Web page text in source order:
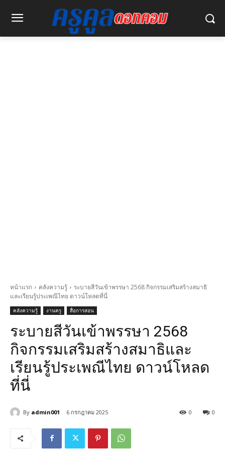
หน้าแรก คลังความรู้
ระบายสีวันเข้าพรรษา 2568 กิจกรรมเสริมสร้างสมาธิ
และเรียนรู้ประเพณีไทย ดาวน์โหลดที่นี่
คลังความรู้ งานครู สื่อการสอน
ระบายสีวันเข้าพรรษา 2568
กิจกรรมเสริมสร้างสมาธิและ
เรียนรู้ประเพณีไทย ดาวน์โหลด
ที่นี่
By admin001 6 กรกฎาคม 2025 0
0